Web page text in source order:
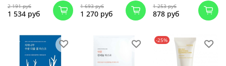
2 191 руб
1 534 руб
1 693 руб
1 270 руб
1 253 руб
878 руб
-25%